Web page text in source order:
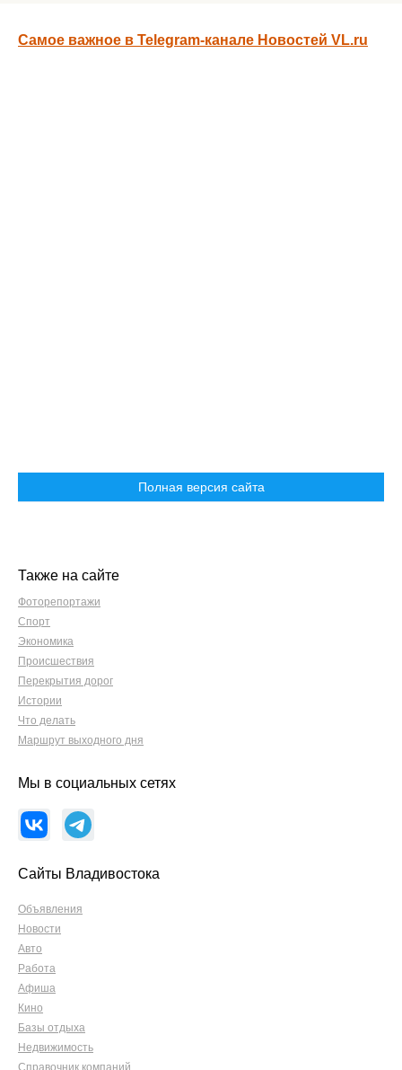
Самое важное в Telegram-канале Новостей VL.ru
Полная версия сайта
Также на сайте
Фоторепортажи
Спорт
Экономика
Происшествия
Перекрытия дорог
Истории
Что делать
Маршрут выходного дня
Мы в социальных сетях
Сайты Владивостока
Объявления
Новости
Авто
Работа
Афиша
Кино
Базы отдыха
Недвижимость